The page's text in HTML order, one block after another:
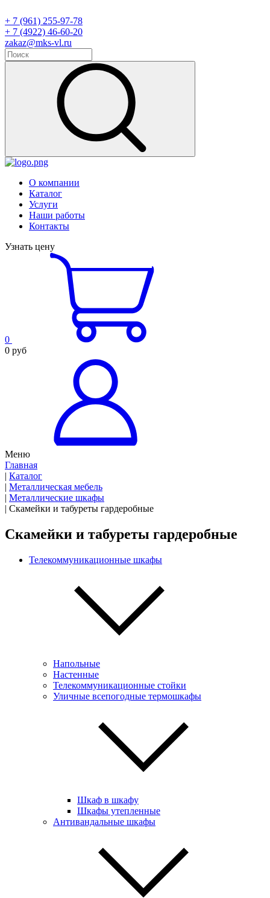
+ 7 (961) 255-97-78
+ 7 (4922) 46-60-20
zakaz@mks-vl.ru
О компании
Каталог
Услуги
Наши работы
Контакты
Узнать цену
0
0 руб
Меню
Главная
| Каталог
| Металлическая мебель
| Металлические шкафы
| Скамейки и табуреты гардеробные
Скамейки и табуреты гардеробные
Телекоммуникационные шкафы
Напольные
Настенные
Телекоммуникационные стойки
Уличные всепогодные термошкафы
Шкаф в шкафу
Шкафы утепленные
Антивандальные шкафы